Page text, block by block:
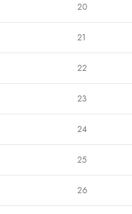
20
21
22
23
24
25
26